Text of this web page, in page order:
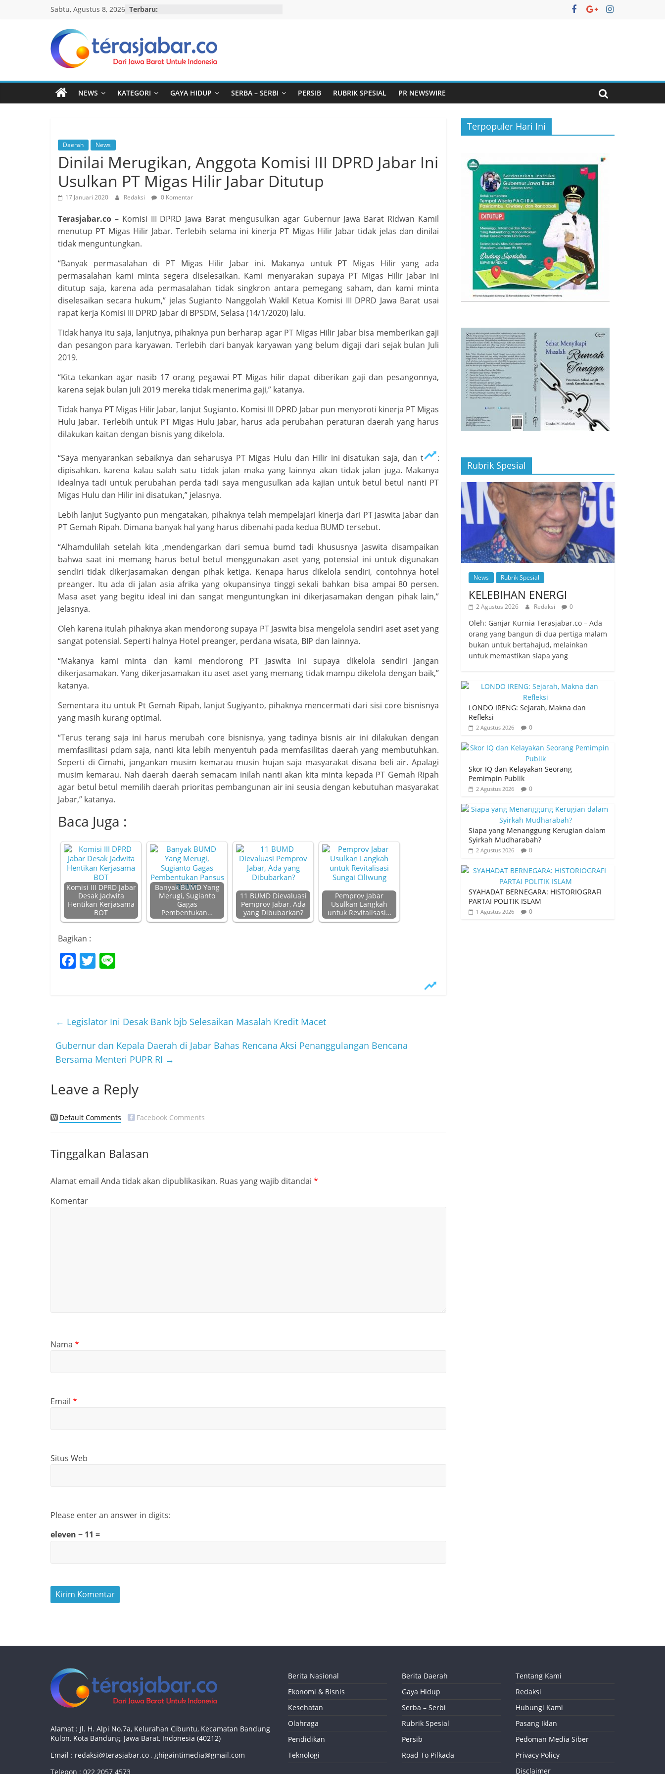
Sabtu, Agustus 8, 2026 Terbaru:
Teras
Jabar
NEWS KATEGORI GAYA HIDUP SERBA – SERBI PERSIB RUBRIK SPESIAL PR NEWSWIRE
Daerah News
Dinilai Merugikan, Anggota Komisi III DPRD Jabar Ini
Usulkan PT Migas Hilir Jabar Ditutup
17 Januari 2020 Redaksi 0 Komentar
Terasjabar.co – Komisi III DPRD Jawa Barat mengusulkan agar Gubernur Jawa Barat Ridwan Kamil
menutup PT Migas Hilir Jabar. Terlebih selama ini kinerja PT Migas Hilir Jabar tidak jelas dan dinilai
tidak menguntungkan.
“Banyak permasalahan di PT Migas Hilir Jabar ini. Makanya untuk PT Migas Hilir yang ada
permasalahan kami minta segera diselesaikan. Kami menyarakan supaya PT Migas Hilir Jabar ini
ditutup saja, karena ada permasalahan tidak singkron antara pemegang saham, dan kami minta
diselesaikan secara hukum,” jelas Sugianto Nanggolah Wakil Ketua Komisi III DPRD Jawa Barat usai
rapat kerja Komisi III DPRD Jabar di BPSDM, Selasa (14/1/2020) lalu.
Tidak hanya itu saja, lanjutnya, pihaknya pun berharap agar PT Migas Hilir Jabar bisa memberikan gaji
dan pesangon para karyawan. Terlebih dari banyak karyawan yang belum digaji dari sejak bulan Juli
2019.
“Kita tekankan agar nasib 17 orang pegawai PT Migas hilir dapat diberikan gaji dan pesangonnya,
karena sejak bulan juli 2019 mereka tidak menerima gaji,” katanya.
Tidak hanya PT Migas Hilir Jabar, lanjut Sugianto. Komisi III DPRD Jabar pun menyoroti kinerja PT Migas
Hulu Jabar. Terlebih untuk PT Migas Hulu Jabar, harus ada perubahan peraturan daerah yang harus
dilakukan kaitan dengan bisnis yang dikelola.
“Saya menyarankan sebaiknya dan seharusya PT Migas Hulu dan Hilir ini disatukan saja, dan tidak
dipisahkan. karena kalau salah satu tidak jalan maka yang lainnya akan tidak jalan juga. Makanya
idealnya tadi untuk perubahan perda tadi saya mengusulkan ada kajian untuk betul betul nanti PT
Migas Hulu dan Hilir ini disatukan,” jelasnya.
Lebih lanjut Sugiyanto pun mengatakan, pihaknya telah mempelajari kinerja dari PT Jaswita Jabar dan
PT Gemah Ripah. Dimana banyak hal yang harus dibenahi pada kedua BUMD tersebut.
“Alhamdulilah setelah kita ,mendengarkan dari semua bumd tadi khususnya Jaswita disampaikan
bahwa saat ini memang harus betul betul menggunakan aset yang potensial ini untuk digunakan
sendiri tidak dikerjasamakan dengan pihak ketiga. Kenapa harus dikelola sendiri, contohnya hotel
preanger. Itu ada di jalan asia afrika yang okupansinya tinggi sekali bahkan bisa ampai 80 persen.
Masa aset yang begitu ideal ini dan sangat menguntungkan ini dikerjasamakan dengan pihak lain,”
jelasnya.
Oleh karena itulah pihaknya akan mendorong supaya PT Jaswita bisa mengelola sendiri aset aset yang
sangat potensial. Seperti halnya Hotel preanger, perdana wisata, BIP dan lainnya.
“Makanya kami minta dan kami mendorong PT Jaswita ini supaya dikelola sendiri jangan
dikerjasamakan. Yang dikerjasamakan itu aset aset yang memang tidak mampu dikelola dengan baik,”
katanya.
Sementara itu untuk Pt Gemah Ripah, lanjut Sugiyanto, pihaknya mencermati dari sisi core bisnisnya
yang masih kurang optimal.
“Terus terang saja ini harus merubah core bisnisnya, yang tadinya bisnis air ini dilakukan dengan
memfasilitasi pdam saja, nanti kita lebih menyentuh pada memfasilitas daerah yang membutuhkan.
Seperti di Cimahi, jangankan musim kemarau musin hujan saja masyarakat disana beli air. Apalagi
musim kemarau. Nah daerah daerah semacam inilah nanti akan kita minta kepada PT Gemah Ripah
agar betul betul memilih daerah prioritas pembangunan air ini seusia dengan kebutuhan masyarakat
Jabar,” katanya.
Baca Juga :
Komisi III DPRD Jabar
Desak Jadwita
Hentikan Kerjasama
BOT
Banyak BUMD Yang
Merugi, Sugianto
Gagas
Pembentukan…
11 BUMD Dievaluasi
Pemprov Jabar, Ada
yang Dibubarkan?
Pemprov Jabar
Usulkan Langkah
untuk Revitalisasi…
Bagikan :
F
b
o
o
T
← Legislator Ini Desak Bank bjb Selesaikan Masalah Kredit Macet
Gubernur dan Kepala Daerah di Jabar Bahas Rencana Aksi Penanggulangan Bencana
Bersama Menteri PUPR RI →
Leave a Reply
Default Comments Facebook Comments
Tinggalkan Balasan
Alamat email Anda tidak akan dipublikasikan. Ruas yang wajib ditandai *
Komentar
Nama *
Email *
Situs Web
Please enter an answer in digits:
eleven − 11 =
Terpopuler Hari Ini
Rubrik Spesial
News Rubrik Spesial
KELEBIHAN ENERGI
2 Agustus 2026 Redaksi 0
Oleh: Ganjar Kurnia Terasjabar.co – Ada
orang yang bangun di dua pertiga malam
bukan untuk bertahajud, melainkan
untuk memastikan siapa yang
LONDO IRENG: Sejarah, Makna dan
Refleksi
2 Agustus 2026 0
Skor IQ dan Kelayakan Seorang
Pemimpin Publik
2 Agustus 2026 0
Siapa yang Menanggung Kerugian dalam
Syirkah Mudharabah?
2 Agustus 2026 0
SYAHADAT BERNEGARA: HISTORIOGRAFI
PARTAI POLITIK ISLAM
1 Agustus 2026 0
Alamat : Jl. H. Alpi No.7a, Kelurahan Cibuntu, Kecamatan Bandung
Kulon, Kota Bandung, Jawa Barat, Indonesia (40212)
Email : redaksi@terasjabar.co , ghigaintimedia@gmail.com
Telepon : 022 2057 4573
Berita Nasional
Ekonomi & Bisnis
Kesehatan
Olahraga
Pendidikan
Teknologi
Berita Daerah
Gaya Hidup
Serba – Serbi
Rubrik Spesial
Persib
Road To Pilkada
Tentang Kami
Redaksi
Hubungi Kami
Pasang Iklan
Pedoman Media Siber
Privacy Policy
Disclaimer